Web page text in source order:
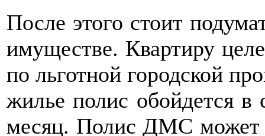
После этого стоит
имуществе. Квартиру
по льготной городской
жилье полис обойдется
месяц. Полис ДМС может